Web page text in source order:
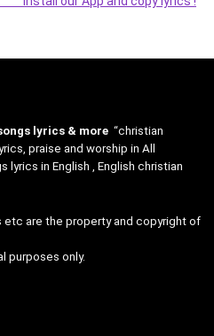
lyrics & more “christian
praise and worship in All
lyrics in English , English christian
etc are the property and copyright of
purposes only.